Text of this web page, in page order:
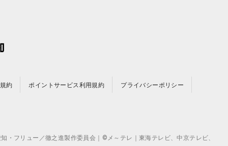
約 ポイントサービス利用規約 プライバシーポリシー
フリュー／徹之進製作委員会｜©メ～テレ｜東海テレビ、中京テレビ、